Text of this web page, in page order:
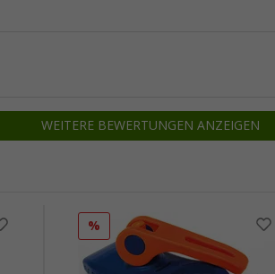
WEITERE BEWERTUNGEN ANZEIGEN
%